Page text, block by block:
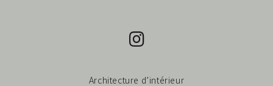
Architecture d’intérieur